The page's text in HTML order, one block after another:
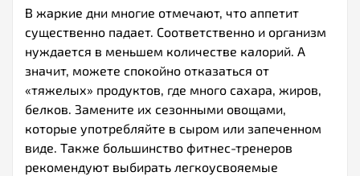
В жаркие дни многие отмечают, что аппетит
существенно падает. Соответственно и организм
нуждается в меньшем количестве калорий. А
значит, можете спокойно отказаться от
«тяжелых» продуктов, где много сахара, жиров,
белков. Замените их сезонными овощами,
которые употребляйте в сыром или запеченном
виде. Также большинство фитнес-тренеров
рекомендуют выбирать легкоусвояемые